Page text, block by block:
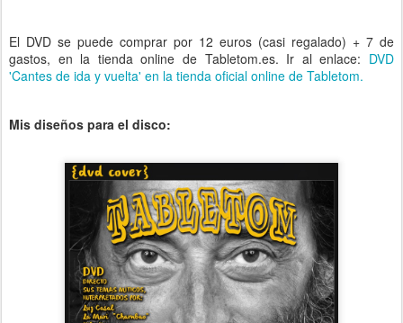
El DVD se puede comprar por 12 euros (casi regalado) + 7 de
gastos, en la tienda online de Tabletom.es. Ir al enlace: DVD
'Cantes de ida y vuelta' en la tienda oficial online de Tabletom.
Mis diseños para el disco: